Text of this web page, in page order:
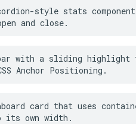
style stats
and close.
with a sliding highlight
Anchor Positioning.
card that uses
own width.